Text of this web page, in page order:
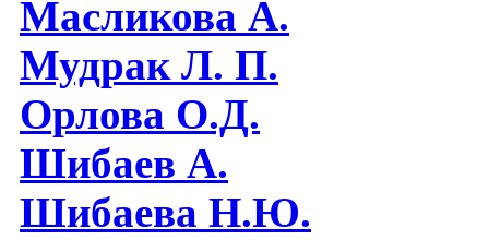
Масликова А.
Мудрак Л. П.
Орлова О.Д.
Шибаев А.
Шибаева Н.Ю.